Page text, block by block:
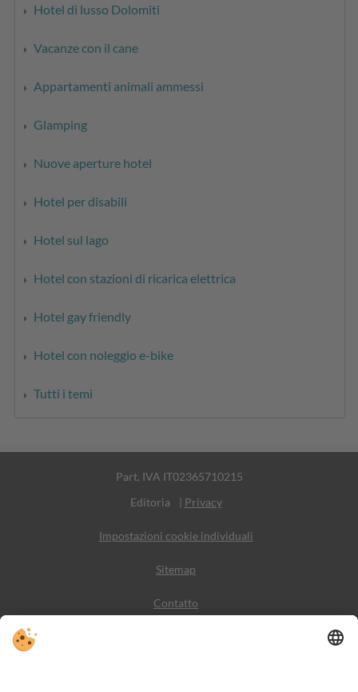
Hotel di lusso Dolomiti
Vacanze con il cane
Appartamenti animali ammessi
Glamping
Nuove aperture hotel
Hotel per disabili
Hotel sul lago
Hotel con stazioni di ricarica elettrica
Hotel gay friendly
Hotel con noleggio e-bike
Tutti i temi
Part. IVA IT02365710215
Editoria
| Privacy
Impostazioni cookie individuali
Sitemap
Contatto